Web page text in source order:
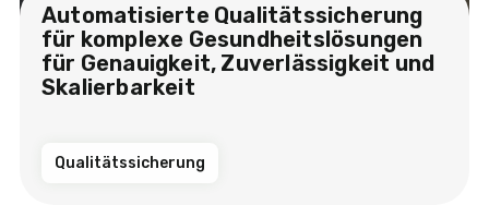
Automatisierte Qualitätssicherung
für komplexe Gesundheitslösungen
für Genauigkeit, Zuverlässigkeit und
Skalierbarkeit
Qualitätssicherung